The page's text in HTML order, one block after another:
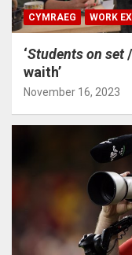
CYMRAEG WORK
‘Students on set
waith’
November 16, 2023